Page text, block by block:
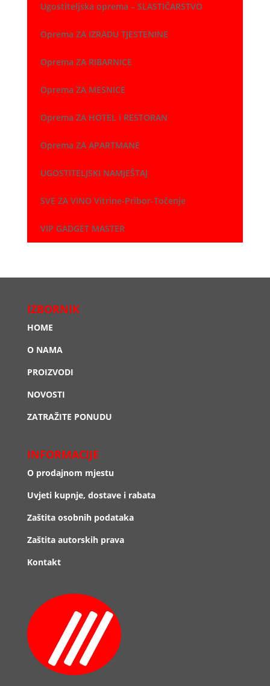
Ugostiteljska oprema – SLASTIČARSTVO
Oprema ZA IZRADU TJESTENINE
Oprema ZA RIBARNICE
Oprema ZA MESNICE
Oprema ZA HOTEL i RESTORAN
Oprema ZA APARTMANE
UGOSTITELJSKI NAMJEŠTAJ
SVE ZA VINO Vitrine-Pribor-Točenje
VIP GADGET MASTER
IZBORNIK
HOME
O NAMA
PROIZVODI
NOVOSTI
ZATRAŽITE PONUDU
INFORMACIJE
O prodajnom mjestu
Uvjeti kupnje, dostave i rabata
Zaštita osobnih podataka
Zaštita autorskih prava
Kontakt